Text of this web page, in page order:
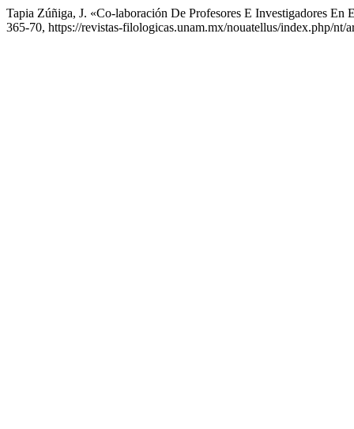
Tapia Zúñiga, J. «Co-laboración De Profesores E Investigadores En
365-70, https://revistas-filologicas.unam.mx/nouatellus/index.php/nt/